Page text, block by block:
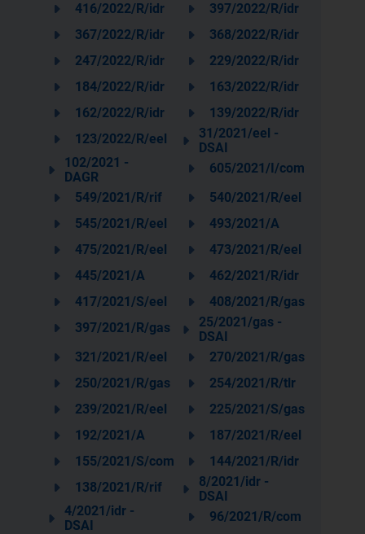
416/2022/R/idr
397/2022/R/idr
367/2022/R/idr
368/2022/R/idr
247/2022/R/idr
229/2022/R/idr
184/2022/R/idr
163/2022/R/idr
162/2022/R/idr
139/2022/R/idr
123/2022/R/eel
31/2021/eel -
DSAI
102/2021 -
DAGR
605/2021/I/com
549/2021/R/rif
540/2021/R/eel
545/2021/R/eel
493/2021/A
475/2021/R/eel
473/2021/R/eel
445/2021/A
462/2021/R/idr
417/2021/S/eel
408/2021/R/gas
397/2021/R/gas
25/2021/gas -
DSAI
321/2021/R/eel
270/2021/R/gas
250/2021/R/gas
254/2021/R/tlr
239/2021/R/eel
225/2021/S/gas
192/2021/A
187/2021/R/eel
155/2021/S/com
144/2021/R/idr
138/2021/R/rif
8/2021/idr -
DSAI
4/2021/idr -
DSAI
96/2021/R/com